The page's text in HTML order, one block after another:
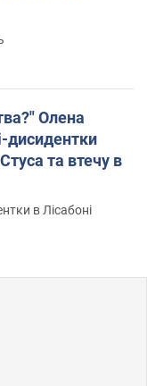
Олена
дисидентки
та втечу в
в Лісабоні